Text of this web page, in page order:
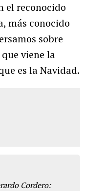
el reconocido
más conocido
sobre
viene la
es la Navidad.
Cordero: